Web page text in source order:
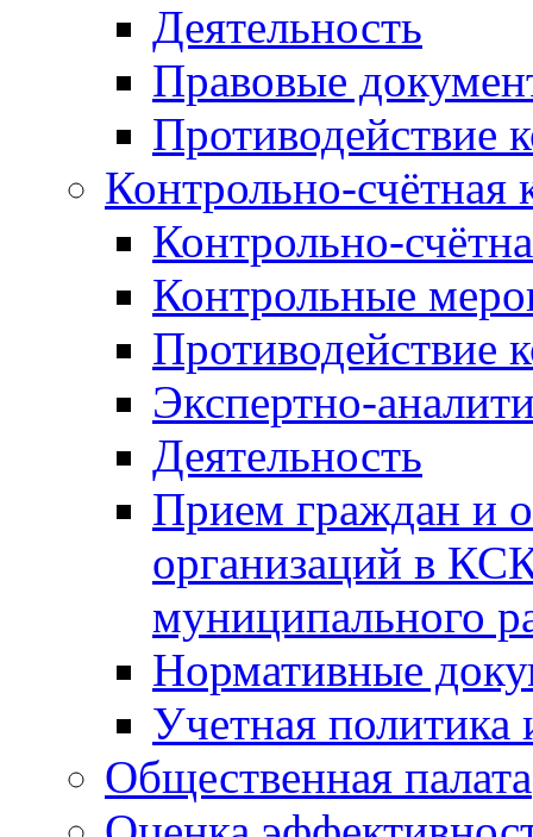
Деятельность
Правовые
Противодействие
Контрольно-счётная
Контрольно-
Контрольные
Противодействие
Экспертно-
Деятельность
Прием граждан и
организаций в
муниципального
Нормативные
Учетная политика
Общественная палата